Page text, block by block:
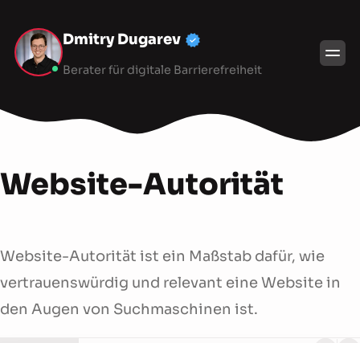
Dmitry Dugarev
Berater für digitale Barrierefreiheit
Website-Autorität
Website-Autorität ist ein Maßstab dafür, wie
vertrauenswürdig und relevant eine Website in
den Augen von Suchmaschinen ist.